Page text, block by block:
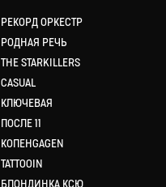
РЕКОРД ОРКЕСТР
РОДНАЯ РЕЧЬ
THE STARKILLERS
CASUAL
КЛЮЧЕВАЯ
ПОСЛЕ 11
КОПЕНGAGEN
TATTOOIN
БЛОНДИНКА КСЮ